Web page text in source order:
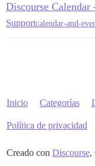
Discourse Calendar
Supportcalendar-and-
Inicio Categorías
Política de privacidad
Creado con Discourse,